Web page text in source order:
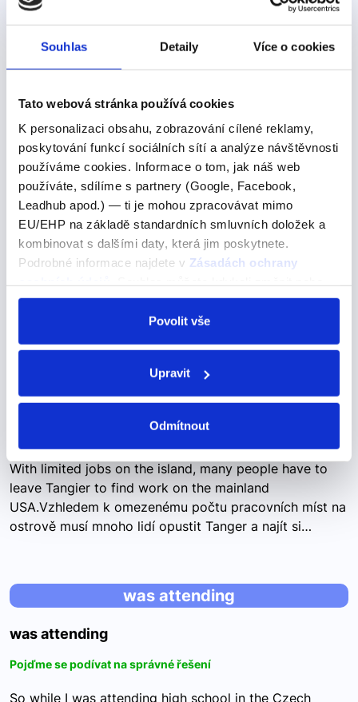
Souhlas Detaily Více o cookies
Tato webová stránka používá cookies
K personalizaci obsahu, zobrazování cílené reklamy,
poskytování funkcí sociálních sítí a analýze návštěvnosti
používáme cookies. Informace o tom, jak náš web
používáte, sdílíme s partnery (Google, Facebook,
Leadhub apod.) — ti je mohou zpracovávat mimo
EU/EHP na základě standardních smluvních doložek a
kombinovat s dalšími daty, která jim poskytnete.
Podrobné informace najdete v Zásadách ochrany
odvolat v nastavení cookies, případně se obrátit na
Povolit vše
Upravit
Odmítnout
Detail
slovníku
After noticing
After noticing
Pojďme se podívat na správné řešení
I got this feeling after noticing the bear’s white and
brown fur and the small hill on the bear’s back,’
si všiml medvědovy bílé a hnědé srsti a…
have to leave
have to leave
Pojďme se podívat na správné řešení
With limited jobs on the island, many people have to
leave Tangier to find work on the mainland
USA.Vzhledem k omezenému počtu pracovních míst na
ostrově musí mnoho lidí opustit Tanger a najít si…
was attending
was attending
Pojďme se podívat na správné řešení
So while I was attending high school in the Czech